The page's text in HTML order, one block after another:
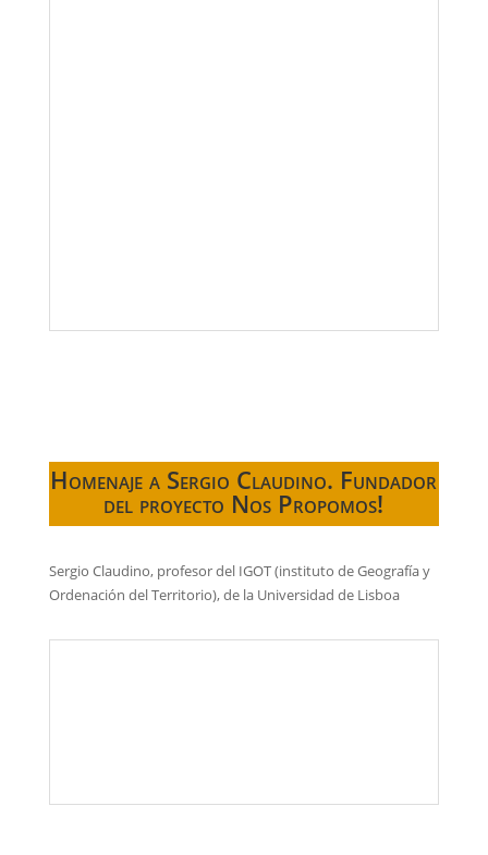
Homenaje a Sergio Claudino. Fundador
del proyecto Nos Propomos!
Sergio Claudino, profesor del IGOT (instituto de Geografía y
Ordenación del Territorio), de la Universidad de Lisboa